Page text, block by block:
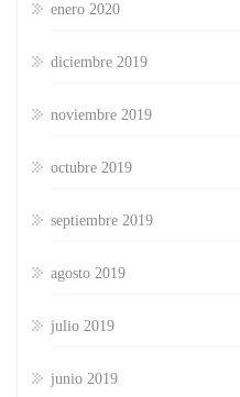
enero 2020
diciembre 2019
noviembre 2019
octubre 2019
septiembre 2019
agosto 2019
julio 2019
junio 2019